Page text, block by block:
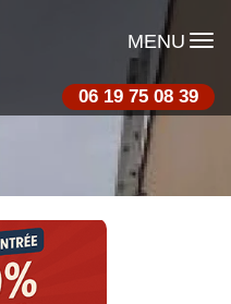
MENU
06 19 75 08 39